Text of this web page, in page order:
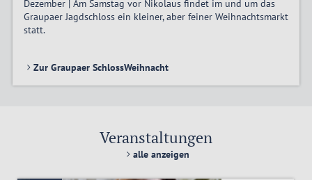
Dezember | Am Samstag vor Nikolaus findet im und um das
Graupaer Jagdschloss ein kleiner, aber feiner Weihnachtsmarkt
statt.
Zur Graupaer SchlossWeihnacht
Veranstaltungen
alle anzeigen